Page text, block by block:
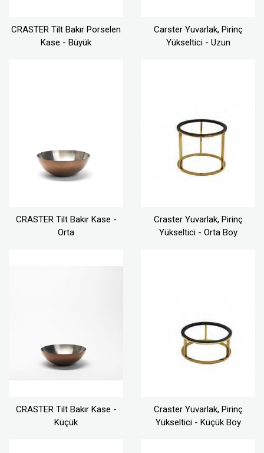
CRASTER Tilt Bakır Porselen
Kase - Büyük
Carster Yuvarlak, Pirinç
Yükseltici - Uzun
CRASTER Tilt Bakır Kase -
Orta
Craster Yuvarlak, Pirinç
Yükseltici - Orta Boy
CRASTER Tilt Bakır Kase -
Küçük
Craster Yuvarlak, Pirinç
Yükseltici - Küçük Boy